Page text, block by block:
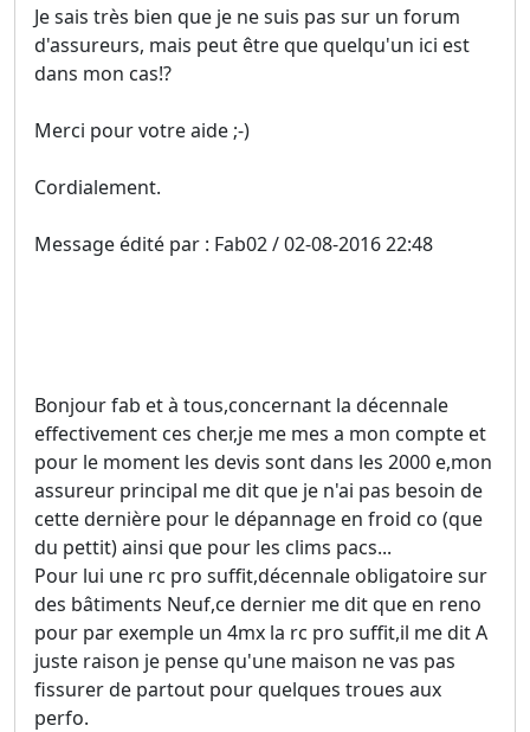
Je sais très bien que je ne suis pas sur un forum
d'assureurs, mais peut être que quelqu'un ici est
dans mon cas!?
Merci pour votre aide ;-)
Cordialement.
Message édité par : Fab02 / 02-08-2016 22:48
Bonjour fab et à tous,concernant la décennale
effectivement ces cher,je me mes a mon compte et
pour le moment les devis sont dans les 2000 e,mon
assureur principal me dit que je n'ai pas besoin de
cette dernière pour le dépannage en froid co (que
du pettit) ainsi que pour les clims pacs...
Pour lui une rc pro suffit,décennale obligatoire sur
des bâtiments Neuf,ce dernier me dit que en reno
pour par exemple un 4mx la rc pro suffit,il me dit A
juste raison je pense qu'une maison ne vas pas
fissurer de partout pour quelques troues aux
perfo.